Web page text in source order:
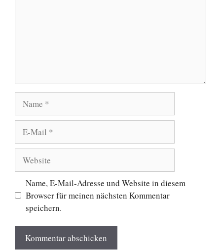
Mail
Name, E-Mail-Adresse und Website in diesem
Browser für meinen nächsten Kommentar
speichern.